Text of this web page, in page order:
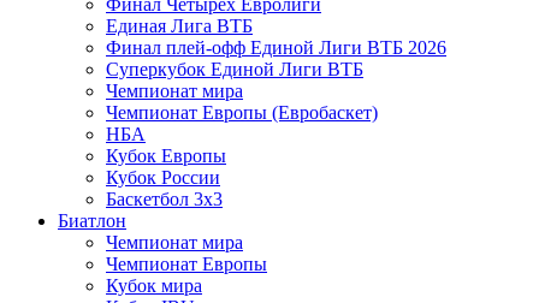
Финал Четырех Евролиги
Единая Лига ВТБ
Финал плей-офф Единой Лиги ВТБ 2026
Суперкубок Единой Лиги ВТБ
Чемпионат мира
Чемпионат Европы (Евробаскет)
НБА
Кубок Европы
Кубок России
Баскетбол 3х3
Биатлон
Чемпионат мира
Чемпионат Европы
Кубок мира